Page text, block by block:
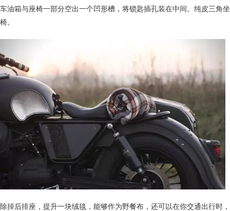
车油箱与座椅一部分空出一个凹形槽，将锁匙插孔装在中间。纯皮三角坐
椅。
除掉后排座，提升一块绒毯，能够作为野餐布，还可以在你交通出行时，